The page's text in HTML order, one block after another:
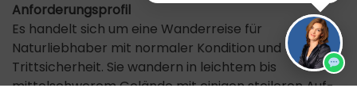
Anforderungsprofil
Es handelt sich um eine Wanderreise für
Naturliebhaber mit normaler Kondition und
Trittsicherheit. Sie wandern in leichtem bis
mittelschwerem Gelände mit einigen steileren Auf-